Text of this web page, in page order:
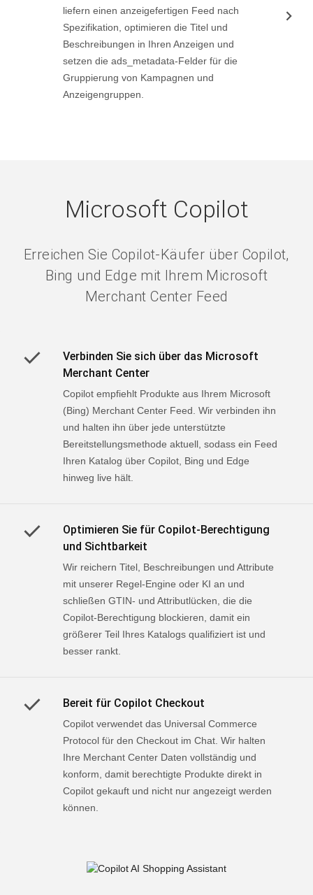
liefern einen anzeigefertigen Feed nach
Spezifikation, optimieren die Titel und
Beschreibungen in Ihren Anzeigen und
setzen die ads_metadata-Felder für die
Gruppierung von Kampagnen und
Anzeigengruppen.
Microsoft Copilot
Erreichen Sie Copilot-Käufer über Copilot,
Bing und Edge mit Ihrem Microsoft
Merchant Center Feed
Verbinden Sie sich über das Microsoft
Merchant Center
Copilot empfiehlt Produkte aus Ihrem Microsoft
(Bing) Merchant Center Feed. Wir verbinden ihn
und halten ihn über jede unterstützte
Bereitstellungsmethode aktuell, sodass ein Feed
Ihren Katalog über Copilot, Bing und Edge
hinweg live hält.
Optimieren Sie für Copilot-Berechtigung
und Sichtbarkeit
Wir reichern Titel, Beschreibungen und Attribute
mit unserer Regel-Engine oder KI an und
schließen GTIN- und Attributlücken, die die
Copilot-Berechtigung blockieren, damit ein
größerer Teil Ihres Katalogs qualifiziert ist und
besser rankt.
Bereit für Copilot Checkout
Copilot verwendet das Universal Commerce
Protocol für den Checkout im Chat. Wir halten
Ihre Merchant Center Daten vollständig und
konform, damit berechtigte Produkte direkt in
Copilot gekauft und nicht nur angezeigt werden
können.